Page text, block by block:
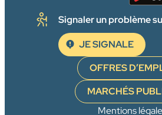
Signaler un problème
JE SIGNALE
OFFRES
MARCHÉS
Mentions